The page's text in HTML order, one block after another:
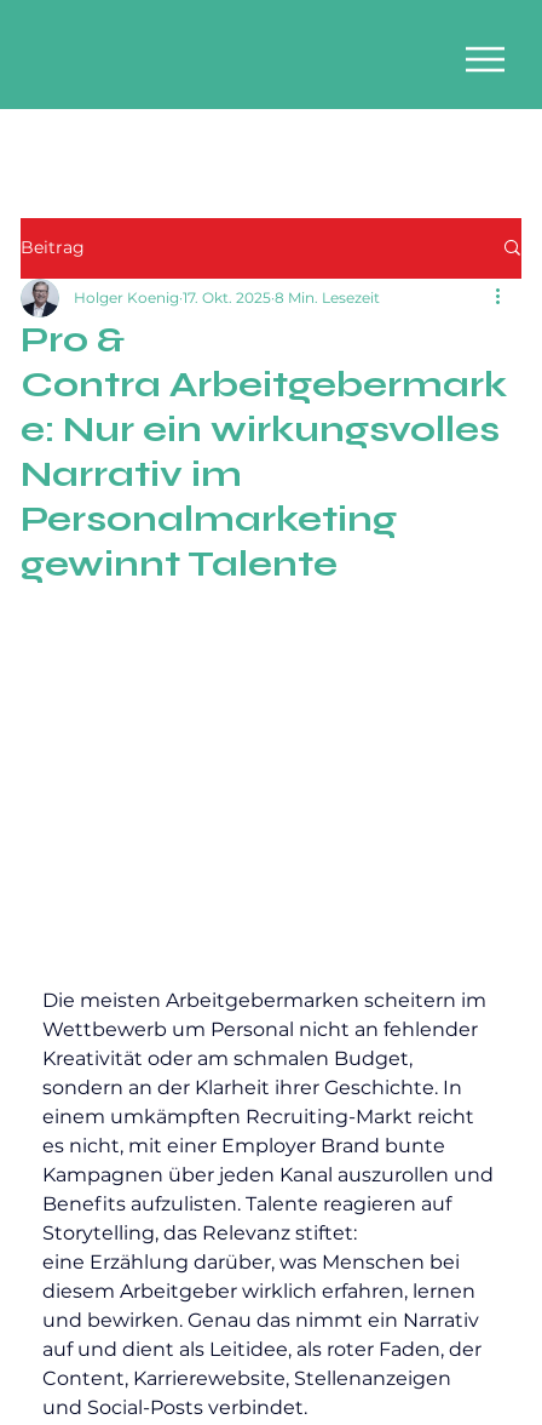
Beitrag
Pro &
Contra Arbeitgebermark
e: Nur ein wirkungsvolles
Narrativ im
Personalmarketing
gewinnt Talente
Holger Koenig 17. Okt. 2025 8 Min. Lesezeit
Die meisten Arbeitgebermarken scheitern im
Wettbewerb um Personal nicht an fehlender
Kreativität oder am schmalen Budget,
sondern an der Klarheit ihrer Geschichte. In
einem umkämpften Recruiting-Markt reicht
es nicht, mit einer Employer Brand bunte
Kampagnen über jeden Kanal auszurollen und
Benefits aufzulisten. Talente reagieren auf
Storytelling, das Relevanz stiftet:
eine Erzählung darüber, was Menschen bei
diesem Arbeitgeber wirklich erfahren, lernen
und bewirken. Genau das nimmt ein Narrativ
auf und dient als Leitidee, als roter Faden, der
Content, Karrierewebsite, Stellenanzeigen
und Social-Posts verbindet.